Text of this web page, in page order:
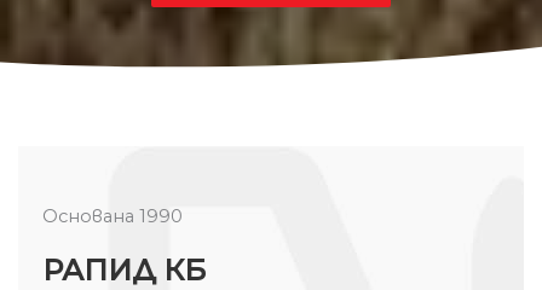
Основана 1990
РАПИД КБ